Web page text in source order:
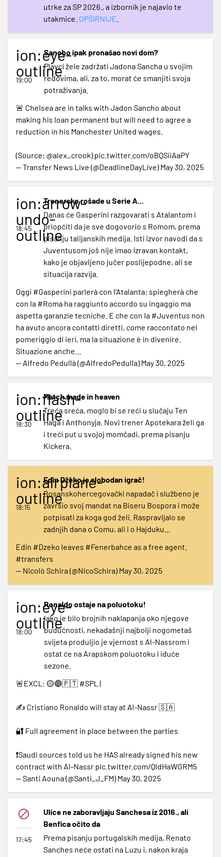
utrke za SP 2026., a izbornik je najavio te
utakmice. OPŠIRNIJE
ion:eye-
outline
19:00
Sancho ipak pronašao novi dom?
Plavci žele zadržati Jadona Sancha u svojim
redovima, ali, za to, morat će smanjiti svoja
potraživanja.
🚨 Chelsea are in talks with Jadon Sancho about
making his loan permanent but will need to agree a
reduction in his Manchester United wages.
(Source: @alex_crook)pic.twitter.com/oBQSiiAaPY
— Transfer News Live (@DeadlineDayLive)May 30, 2025
ion:arrow-
undo-
outline
18:45
Trenerske rošade u Serie A...
Danas će Gasperini razgovarati s Atalantom i
priopćiti da je sve dogovorio s Romom, prema
pisanju talijanskih medija. Isti izvor navodi da s
Juventusom još nije imao izravan kontakt,
kako je objavljeno jučer poslijepodne, ali se
situacija razvija.
Oggi #Gasperini parlerà con l’Atalanta: spiegherà che
con la #Roma ha raggiunto accordo su ingaggio ma
aspetta garanzie tecniche. E che con la #Juventus non
ha avuto ancora contatti diretti, come raccontato nel
pomeriggio di ieri, ma la situazione è in divenire.
Situazione anche…
— Alfredo Pedullà (@AlfredoPedulla)May 30, 2025
ion:flash-
outline
18:30
Match made in heaven
Treća sreća, moglo bi se reći u slučaju Ten
Haga i Anthonyja. Novi trener Apotekara želi ga
i treći put u svojoj momčadi, prema pisanju
Kickera.
ion:airplane-
outline
18:15
Edin Džeko je slobodan igrač!
Bosanskohercegovački napadač i službeno je
završio svoj mandat na Biseru Bospora i može
potpisati za koga god želi. Raspravljalo se
zadnjih dana o Comu, ali i o Hajduku...
Edin #Dzeko leaves #Fenerbahce as a free agent.
#transfers
— Nicolò Schira (@NicoSchira)May 30, 2025
ion:eye-
outline
18:00
Ronaldo ostaje na poluotoku!
Iako je bilo brojnih naklapanja oko njegove
budućnosti, nekadašnji najbolji nogometaš
svijeta produljio je vjernost s Al-Nassrom i
ostat će na Arapskom poluotoku i iduće
sezone.
🚨EXCL: 🟡🔵🇵🇹 #SPL |
✍️ Cristiano Ronaldo will stay at Al-Nassr 🇸🇦
🔐 Full agreement in place between the parties
❗️Saudi sources told us he HAS already signed his new
contract with Al-Nassr pic.twitter.com/QldHaWGRM5
— Santi Aouna (@Santi_J_FM)May 30, 2025
17:45
Ulice ne zaboravljaju Sanchesa iz 2016., ali
Benfica očito da
Prema pisanju portugalskih medija, Renato
Sanches neće ostati na Luzu i, nakon kraja